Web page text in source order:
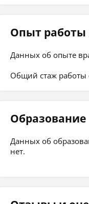
Опыт работы
Данных об опыте
Общий стаж работы
Образование
Данных об
нет.